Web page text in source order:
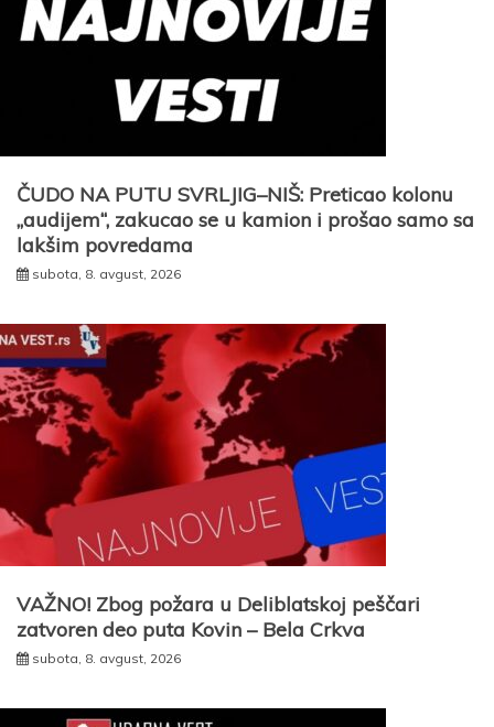
ČUDO NA PUTU SVRLJIG–NIŠ: Preticao kolonu
„audijem“, zakucao se u kamion i prošao samo sa
lakšim povredama
subota, 8. avgust, 2026
VAŽNO! Zbog požara u Deliblatskoj peščari
zatvoren deo puta Kovin – Bela Crkva
subota, 8. avgust, 2026